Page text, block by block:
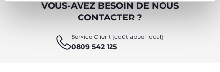
VOUS-AVEZ BESOIN DE NOUS
CONTACTER ?
Service Client [coût appel local]
0809 542 125